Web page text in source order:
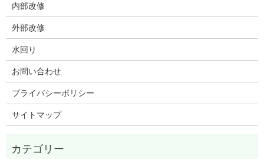
内部改修
外部改修
水回り
お問い合わせ
プライバシーポリシー
サイトマップ